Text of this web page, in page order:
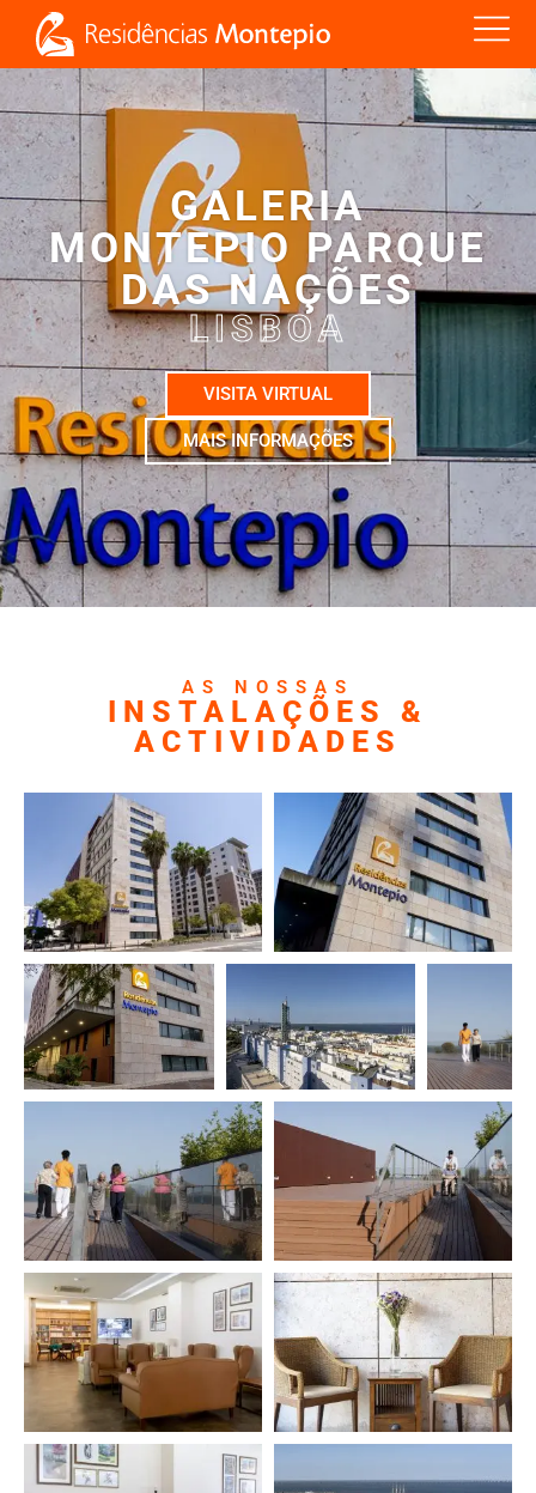
GALERIA
MONTEPIO PARQUE
DAS NAÇÕES
LISBOA
VISITA VIRTUAL
MAIS INFORMAÇÕES
AS NOSSAS
INSTALAÇÕES &
ACTIVIDADES